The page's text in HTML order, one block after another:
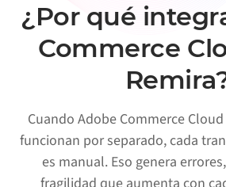
¿Por qué
Commerce
Cuando Adobe Commerce
funcionan por separado, cada
es manual. Eso genera